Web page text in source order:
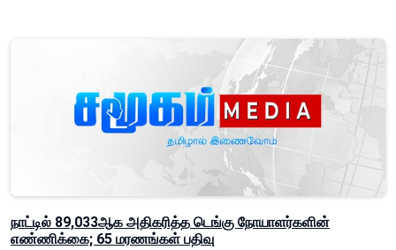
நாட்டில் 89,033ஆக அதிகரித்த டெங்கு நோயாளர்களின்
எண்ணிக்கை; 65 மரணங்கள் பதிவு